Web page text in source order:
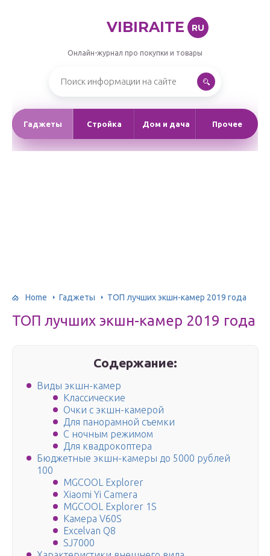
VIBIRAITE RU
Онлайн-журнал про покупки и товары
Гаджеты Стройка Дом и дача Прочее
Home Гаджеты ТОП лучших экшн-камер 2019 года
ТОП лучших экшн-камер 2019 года
Содержание:
Виды экшн-камер
Классические
Очки с экшн-камерой
Для панорамной съемки
С ночным режимом
Для квадрокоптера
Бюджетные экшн-камеры до 5000 рублей
100
MGCOOL Explorer
Xiaomi Yi Camera
MGCOOL Explorer 1S
Камера V60S
Excelvan Q8
SJ7000